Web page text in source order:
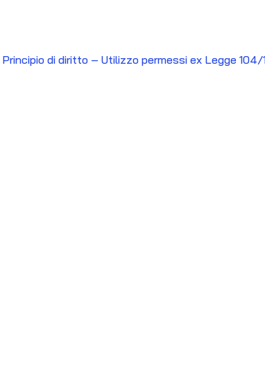
di diritto – Utilizzo permessi ex Legge 104/